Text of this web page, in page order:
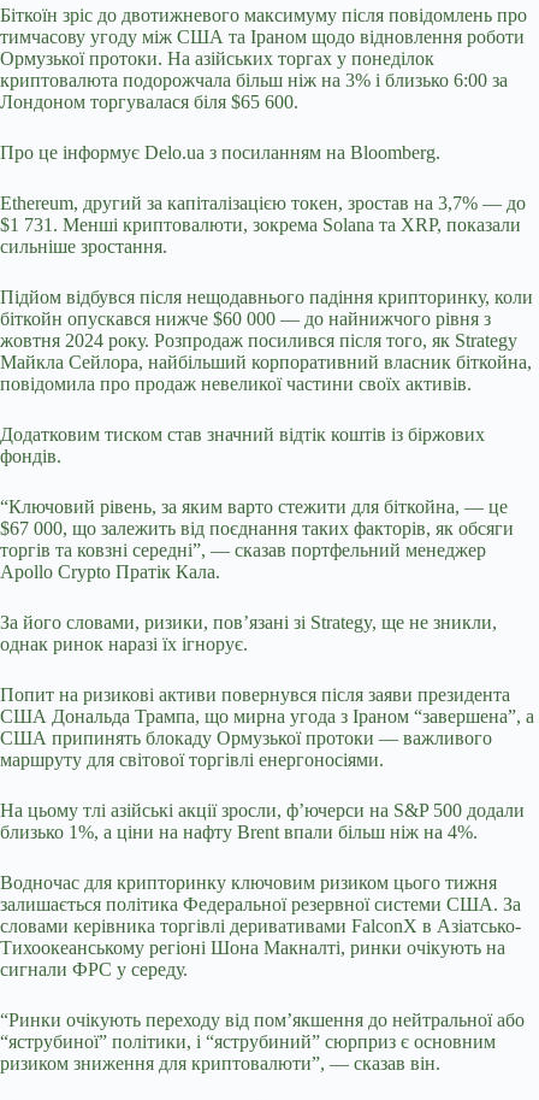
Біткоїн зріс до двотижневого максимуму після повідомлень про
тимчасову угоду між США та Іраном щодо відновлення роботи
Ормузької протоки. На азійських торгах у понеділок
криптовалюта подорожчала більш ніж на 3% і близько 6:00 за
Лондоном торгувалася біля $65 600.
Про це інформує Delo.ua з посиланням на Вloomberg.
Ethereum, другий за капіталізацією токен, зростав на 3,7% — до
$1 731. Менші криптовалюти, зокрема Solana та XRP, показали
сильніше зростання.
Підйом відбувся після нещодавнього падіння крипторинку, коли
біткойн опускався нижче $60 000 — до найнижчого рівня з
жовтня 2024 року. Розпродаж посилився після того, як Strategy
Майкла Сейлора, найбільший корпоративний власник біткойна,
повідомила про продаж невеликої частини своїх активів.
Додатковим тиском став значний відтік коштів із біржових
фондів.
“Ключовий рівень, за яким варто стежити для біткойна, — це
$67 000, що залежить від поєднання таких факторів, як обсяги
торгів та ковзні середні”, — сказав портфельний менеджер
Apollo Crypto Пратік Кала.
За його словами, ризики, пов’язані зі Strategy, ще не зникли,
однак ринок наразі їх ігнорує.
Попит на ризикові активи повернувся після заяви президента
США Дональда Трампа, що мирна угода з Іраном “завершена”, а
США припинять блокаду Ормузької протоки — важливого
маршруту для світової торгівлі енергоносіями.
На цьому тлі азійські акції зросли, ф’ючерси на S&P 500 додали
близько 1%, а ціни на нафту Brent впали більш ніж на 4%.
Водночас для крипторинку ключовим ризиком цього тижня
залишається політика Федеральної резервної системи США. За
словами керівника торгівлі деривативами FalconX в Азіатсько-
Тихоокеанському регіоні Шона Макналті, ринки очікують на
сигнали ФРС у середу.
“Ринки очікують переходу від пом’якшення до нейтральної або
“яструбиної” політики, і “яструбиний” сюрприз є основним
ризиком зниження для криптовалюти”, — сказав він.